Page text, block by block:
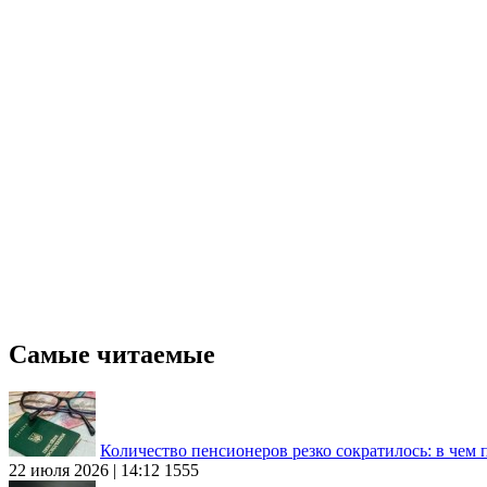
Самые читаемые
Количество пенсионеров резко сократилось: в чем
22 июля 2026 | 14:12 1555